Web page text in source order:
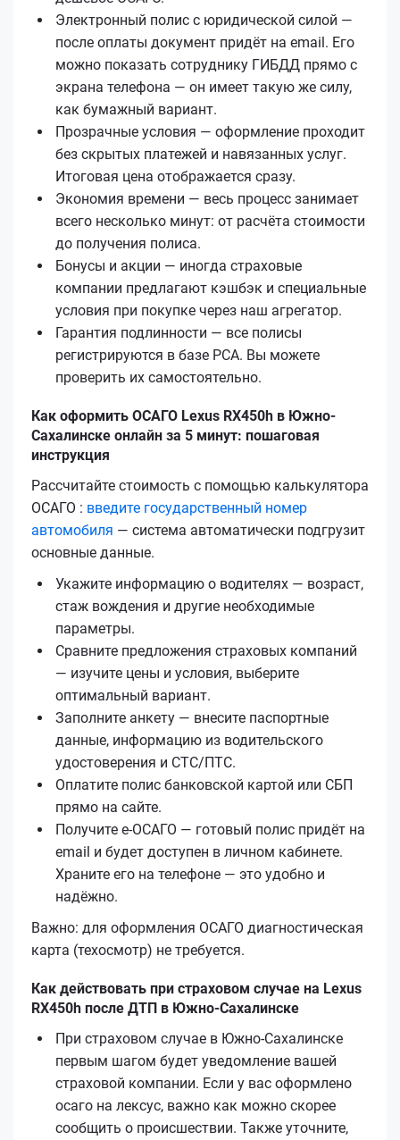
Электронный полис с юридической силой —
после оплаты документ придёт на email. Его
можно показать сотруднику ГИБДД прямо с
экрана телефона — он имеет такую же силу,
как бумажный вариант.
Прозрачные условия — оформление проходит
без скрытых платежей и навязанных услуг.
Итоговая цена отображается сразу.
Экономия времени — весь процесс занимает
всего несколько минут: от расчёта стоимости
до получения полиса.
Бонусы и акции — иногда страховые
компании предлагают кэшбэк и специальные
условия при покупке через наш агрегатор.
Гарантия подлинности — все полисы
регистрируются в базе РСА. Вы можете
проверить их самостоятельно.
Как оформить ОСАГО Lexus RX450h в Южно-
Сахалинске онлайн за 5 минут: пошаговая
инструкция
Рассчитайте стоимость с помощью калькулятора
ОСАГО : введите государственный номер
автомобиля — система автоматически подгрузит
основные данные.
Укажите информацию о водителях — возраст,
стаж вождения и другие необходимые
параметры.
Сравните предложения страховых компаний
— изучите цены и условия, выберите
оптимальный вариант.
Заполните анкету — внесите паспортные
данные, информацию из водительского
удостоверения и СТС/ПТС.
Оплатите полис банковской картой или СБП
прямо на сайте.
Получите е‑ОСАГО — готовый полис придёт на
email и будет доступен в личном кабинете.
Храните его на телефоне — это удобно и
надёжно.
Важно: для оформления ОСАГО диагностическая
карта (техосмотр) не требуется.
Как действовать при страховом случае на Lexus
RX450h после ДТП в Южно-Сахалинске
При страховом случае в Южно-Сахалинске
первым шагом будет уведомление вашей
страховой компании. Если у вас оформлено
осаго на лексус, важно как можно скорее
сообщить о происшествии. Также уточните,